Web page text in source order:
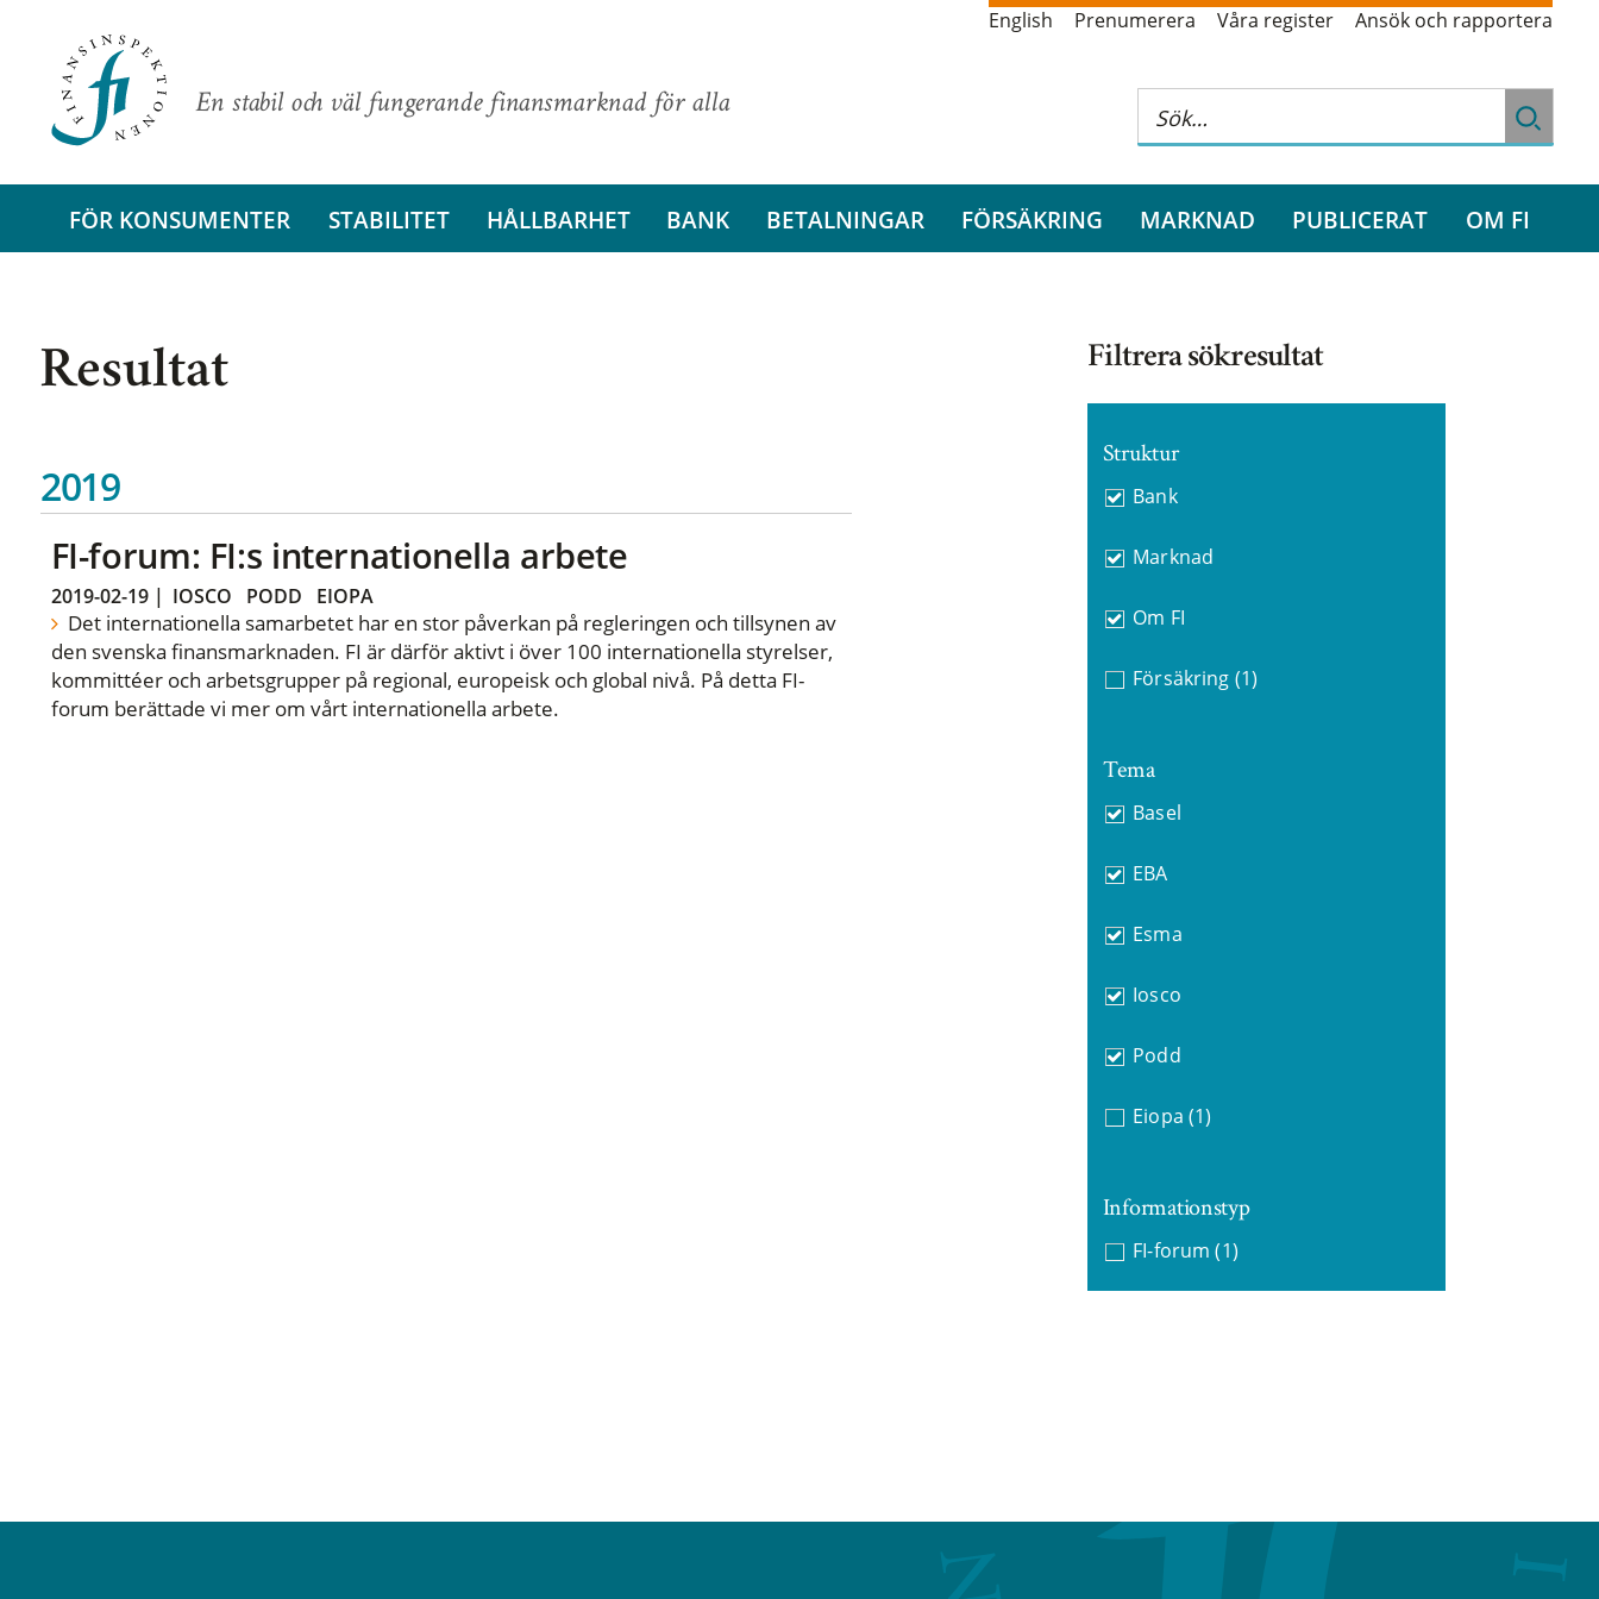
En stabil och väl fungerande finansmarknad för alla
English Prenumerera Våra register Ansök och rapportera
FÖR KONSUMENTER STABILITET HÅLLBARHET BANK BETALNINGAR FÖRSÄKRING MARKNAD PUBLICERAT OM FI
Resultat
2019
FI-forum: FI:s internationella arbete
2019-02-19| IOSCO PODD EIOPA
Det internationella samarbetet har en stor påverkan på regleringen och tillsynen av
den svenska finansmarknaden. FI är därför aktivt i över 100 internationella styrelser,
kommittéer och arbetsgrupper på regional, europeisk och global nivå. På detta FI-
forum berättade vi mer om vårt internationella arbete.
Filtrera sökresultat
Struktur
Bank
Marknad
Om FI
Försäkring (1)
Tema
Basel
EBA
Esma
Iosco
Podd
Eiopa (1)
Informationstyp
FI-forum (1)